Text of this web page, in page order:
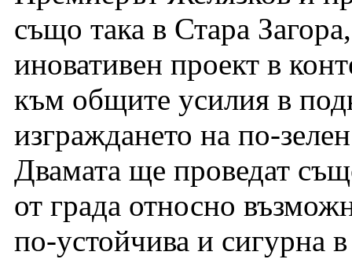
също така в Стара
иновативен проект в
към общите усилия в
изграждането на по-
Двамата ще проведат
от града относно
по-устойчива и сигурна